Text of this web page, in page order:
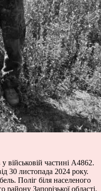
військовій частині А4862.
30 листопада 2024 року.
Поліг біля населеного
Запорізької області.